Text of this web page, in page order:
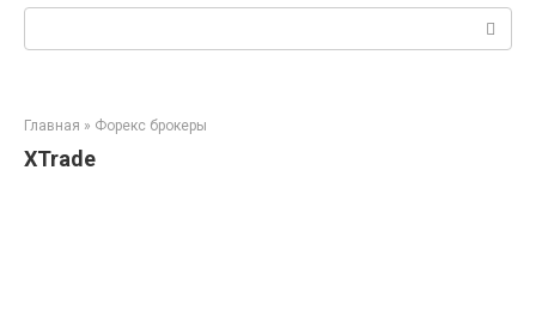
Главная » Форекс брокеры
XTrade